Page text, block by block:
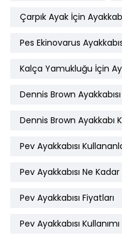
Çarpık Ayak İçin
Pes Ekinovarus
Kalça Yamukluğu İçin
Dennis Brown Ayakkabısı
Dennis Brown Ayakkabı
Pev Ayakkabısı
Pev Ayakkabısı Ne Kadar
Pev Ayakkabısı Fiyatları
Pev Ayakkabısı Kullanımı